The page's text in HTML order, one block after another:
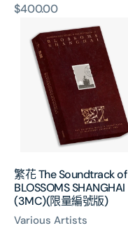
原
$400.00
Soundtrack
BLOSSOMS
SHANGHAI
編
號
版)
繁花 The Soundtrack of
BLOSSOMS SHANGHAI
(3MC)(限量編號版)
Various Artists